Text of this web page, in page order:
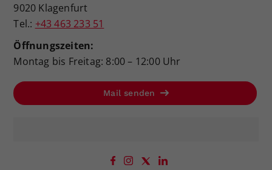
9020 Klagenfurt
Tel.: +43 463 233 51
Öffnungszeiten:
Montag bis Freitag: 8:00 – 12:00 Uhr
Mail senden